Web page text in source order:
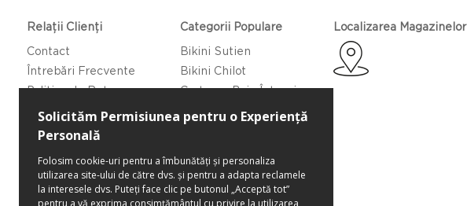
Relații Clienți
Contact
Întrebări Frecvente
Politica de Returnare
Categorii Populare
Bikini Sutien
Bikini Chilot
Costume Baie Întregi
Caftan/Pareo
Pantaloni de Plajă
Pantaloni Scurti de Plajă
Localizarea Magazinelor